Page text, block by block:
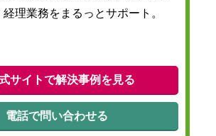
理業務をまるっとサポート。
サイトで解決事例を見る
電話で問い合わせる